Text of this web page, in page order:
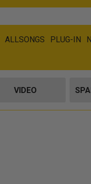
ALLSONGS PLUG-IN
VIDEO